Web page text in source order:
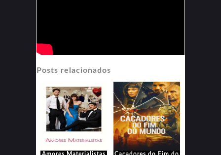
Posts relacionados